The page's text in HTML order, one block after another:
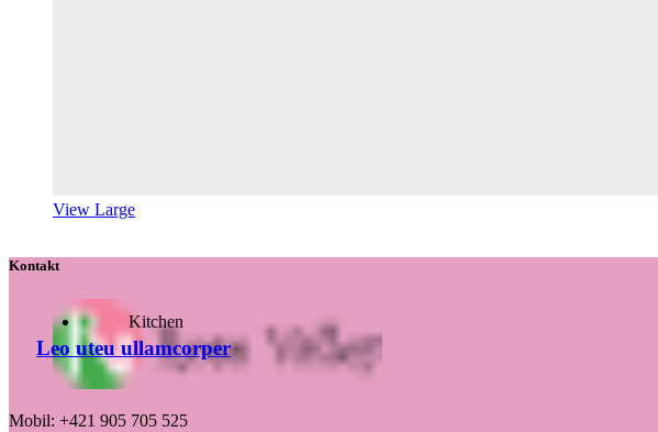
View Large
Kitchen
Leo uteu ullamcorper
Kontakt
Mobil: +421 905 705 525